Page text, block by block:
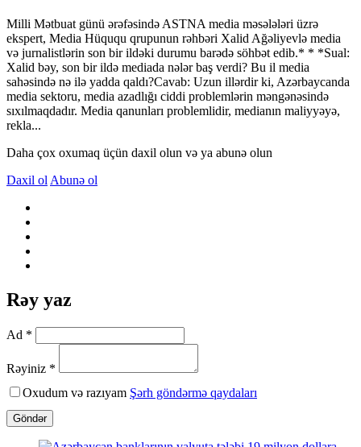
Milli Mətbuat günü ərəfəsində ASTNA media məsələləri üzrə
ekspert, Media Hüququ qrupunun rəhbəri Xalid Ağəliyevlə media
və jurnalistlərin son bir ildəki durumu barədə söhbət edib.* * *Sual:
Xalid bəy, son bir ildə mediada nələr baş verdi? Bu il media
sahəsində nə ilə yadda qaldı?Cavab: Uzun illərdir ki, Azərbaycanda
media sektoru, media azadlığı ciddi problemlərin məngənəsində
sıxılmaqdadır. Media qanunları problemlidir, medianın maliyyəyə,
rekla...
Daha çox oxumaq üçün daxil olun və ya abunə olun
Daxil ol Abunə ol
Rəy yaz
Ad *
Rəyiniz *
Oxudum və razıyam Şərh göndərmə qaydaları
Göndər